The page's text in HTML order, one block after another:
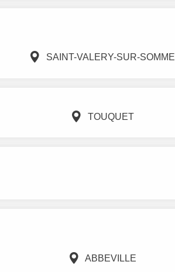
SAINT-VALERY-SUR-SOMME
TOUQUET
ABBEVILLE